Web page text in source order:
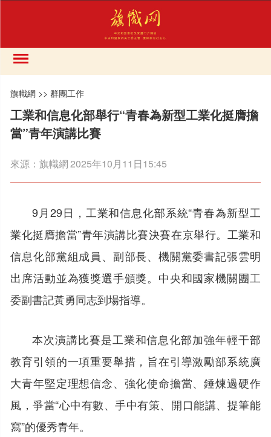
旗幟網 >>群團工作
工業和信息化部舉行“青春為新型工業化挺膺擔
當”青年演講比賽
來源：旗幟網2025年10月11日15:45
9月29日，工業和信息化部系統“青春為新型工
業化挺膺擔當”青年演講比賽決賽在京舉行。工業和
信息化部黨組成員、副部長、機關黨委書記張雲明
出席活動並為獲獎選手頒獎。中央和國家機關團工
委副書記黃勇同志到場指導。
本次演講比賽是工業和信息化部加強年輕干部
教育引領的一項重要舉措，旨在引導激勵部系統廣
大青年堅定理想信念、強化使命擔當、錘煉過硬作
風，爭當“心中有數、手中有策、開口能講、提筆能
寫”的優秀青年。